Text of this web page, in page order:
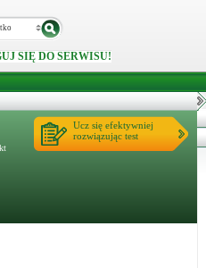
SIĘ DO SERWISU!
Ucz się efektywniej
rozwiązując test